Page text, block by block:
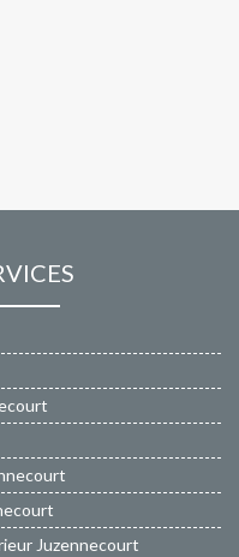
Juzennecourt